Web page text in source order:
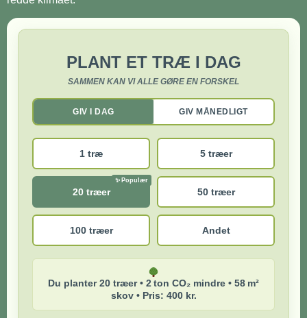
PLANT ET TRÆ I DAG
SAMMEN KAN VI ALLE GØRE EN FORSKEL
GIV I DAG GIV MÅNEDLIGT
1 træ 5 træer
20 træer 50 træer
100 træer Andet
Du planter 20 træer • 2 ton CO₂ mindre • 58 m²
skov • Pris: 400 kr.